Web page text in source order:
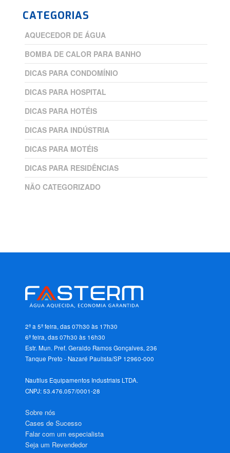
CATEGORIAS
AQUECEDOR DE ÁGUA
BOMBA DE CALOR PARA BANHO
DICAS PARA CONDOMÍNIO
DICAS PARA HOSPITAL
DICAS PARA HOTÉIS
DICAS PARA INDÚSTRIA
DICAS PARA MOTÉIS
DICAS PARA RESIDÊNCIAS
NÃO CATEGORIZADO
2ª a 5ª feira, das 07h30 às 17h30
6ª feira, das 07h30 às 16h30
Estr. Mun. Pref. Geraldo Ramos Gonçalves, 236
Tanque Preto - Nazaré Paulista/SP 12960-000
Nautilus Equipamentos Industriais LTDA.
CNPJ: 53.476.057/0001-28
Sobre nós
Cases de Sucesso
Falar com um especialista
Seja um Revendedor